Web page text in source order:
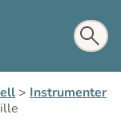
> Instrumenter